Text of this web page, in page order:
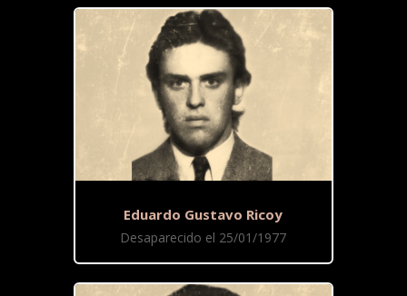
Eduardo Gustavo Ricoy
Desaparecido el 25/01/1977